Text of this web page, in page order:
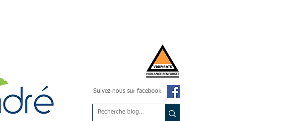
Suivez-nous sur facebook